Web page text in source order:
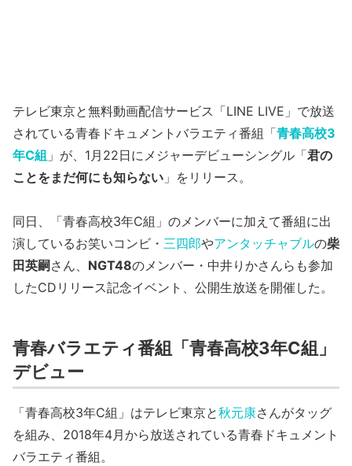
テレビ東京と無料動画配信サービス「LINE LIVE」で放送
されている青春ドキュメントバラエティ番組「青春高校3
年C組 」が、1月22日にメジャーデビューシングル「君の
ことをまだ何にも知らない 」をリリース。
同日、「青春高校3年C組」のメンバーに加えて番組に出
演しているお笑いコンビ・ 三四郎やアンタッチャブルの柴
田英嗣さん、 NGT48のメンバー・中井りかさんらも参加
したCDリリース記念イベント、公開生放送を開催した。
青春バラエティ番組「青春高校3年C組」
デビュー
「青春高校3年C組」はテレビ東京と秋元康さんがタッグ
を組み、2018年4月から放送されている青春ドキュメント
バラエティ番組。